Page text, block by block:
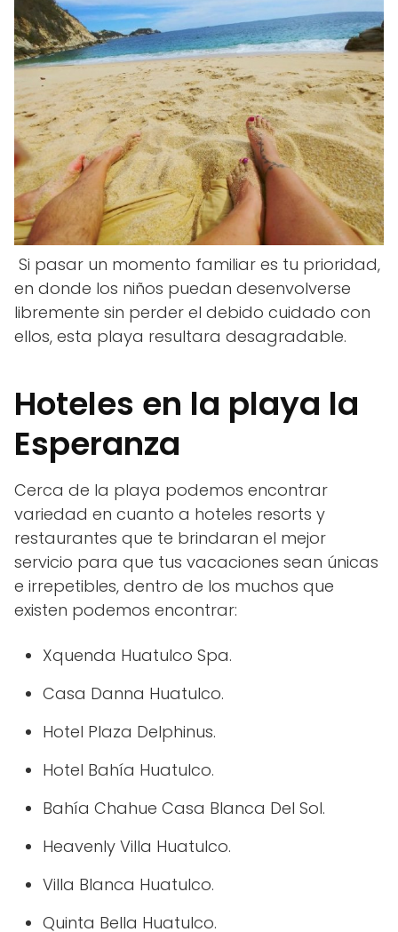
Si pasar un momento familiar es tu prioridad,
en donde los niños puedan desenvolverse
libremente sin perder el debido cuidado con
ellos, esta playa resultara desagradable.
Hoteles en la playa la
Esperanza
Cerca de la playa podemos encontrar
variedad en cuanto a hoteles resorts y
restaurantes que te brindaran el mejor
servicio para que tus vacaciones sean únicas
e irrepetibles, dentro de los muchos que
existen podemos encontrar:
Xquenda Huatulco Spa.
Casa Danna Huatulco.
Hotel Plaza Delphinus.
Hotel Bahía Huatulco.
Bahía Chahue Casa Blanca Del Sol.
Heavenly Villa Huatulco.
Villa Blanca Huatulco.
Quinta Bella Huatulco.